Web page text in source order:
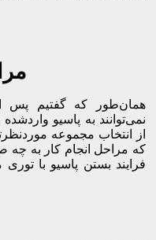
همان‌طور که گفتیم پس
نمی‌توانند به پاسیو
از انتخاب مجموعه
که مراحل انجام کار به
فرایند بستن پاسیو با